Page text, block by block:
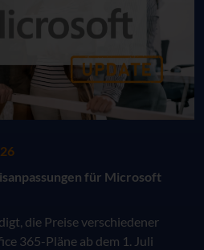
für Microsoft
die Preise verschiedener
365-Pläne ab dem 1. Juli